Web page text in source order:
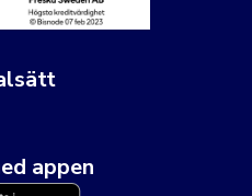
appen